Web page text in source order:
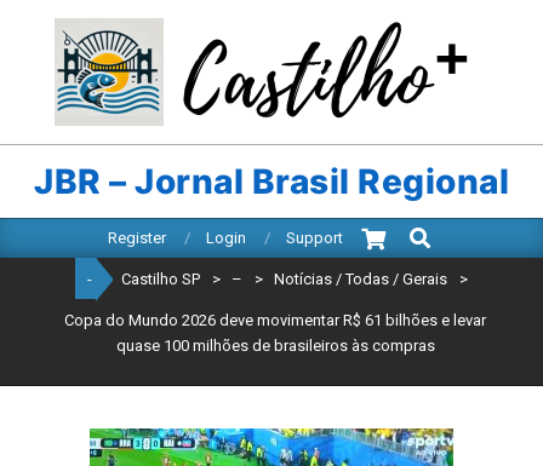
content
CASTILHO
SP
JBR – Jornal Brasil Regional
Navigation
Register Login Support
Search
- Castilho SP > – > Notícias / Todas / Gerais >
Copa do Mundo 2026 deve movimentar R$ 61 bilhões e levar
quase 100 milhões de brasileiros às compras